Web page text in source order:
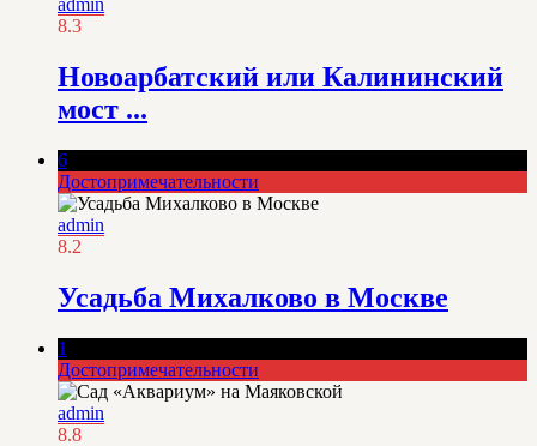
admin
8.3
Новоарбатский или Калининский
мост ...
6
Достопримечательности
admin
8.2
Усадьба Михалково в Москве
1
Достопримечательности
admin
8.8